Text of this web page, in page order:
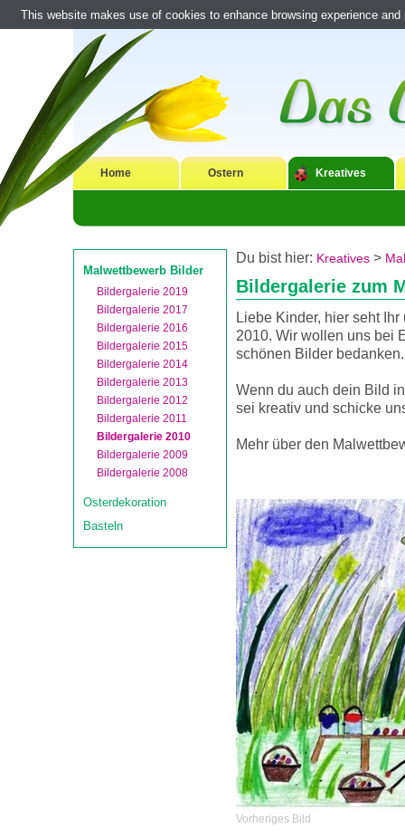
Home Ostern Kreatives
Malwettbewerb Bilder
Bildergalerie 2019
Bildergalerie 2017
Bildergalerie 2016
Bildergalerie 2015
Bildergalerie 2014
Bildergalerie 2013
Bildergalerie 2012
Bildergalerie 2011
Bildergalerie 2010
Bildergalerie 2009
Bildergalerie 2008
Osterdekoration
Basteln
Du bist hier: Kreatives >
Bildergalerie zum
Liebe Kinder, hier seht
2010. Wir wollen uns bei
schönen Bilder bedanken.
Wenn du auch dein Bild
sei kreativ und schicke
Mehr über den
Vorheriges Bild
This website makes use of cookies to enhance browsing experience